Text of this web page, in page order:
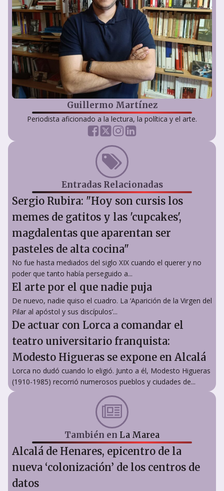
Guillermo Martínez
Periodista aficionado a la lectura, la política y el arte.
Entradas Relacionadas
Sergio Rubira: "Hoy son cursis los
memes de gatitos y las 'cupcakes',
magdalentas que aparentan ser
pasteles de alta cocina"
No fue hasta mediados del siglo XIX cuando el querer y no
poder que tanto había perseguido a...
El arte por el que nadie puja
De nuevo, nadie quiso el cuadro. La ‘Aparición de la Virgen del
Pilar al apóstol y sus discípulos’...
De actuar con Lorca a comandar el
teatro universitario franquista:
Modesto Higueras se expone en Alcalá
Lorca no dudó cuando lo eligió. Junto a él, Modesto Higueras
(1910-1985) recorrió numerosos pueblos y ciudades de...
También en La Marea
Alcalá de Henares, epicentro de la
nueva ‘colonización’ de los centros de
datos